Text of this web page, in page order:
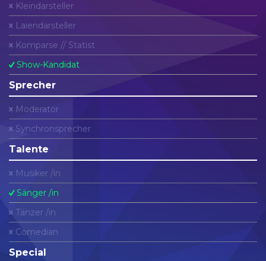
Kleindarsteller
Laiendarsteller
Komparse // Statist
Show-Kandidat
Sprecher
Moderator
Synchronsprecher
Talente
Musiker /in
Sänger /in
Tänzer /in
Comedian
Special